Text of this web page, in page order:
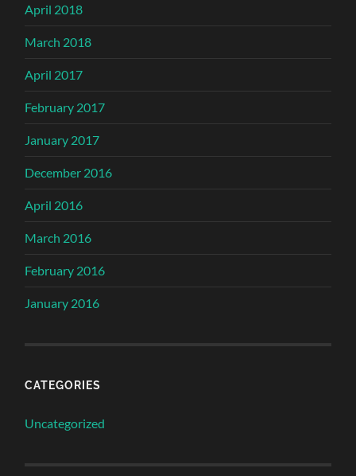
April 2018
March 2018
April 2017
February 2017
January 2017
December 2016
April 2016
March 2016
February 2016
January 2016
CATEGORIES
Uncategorized